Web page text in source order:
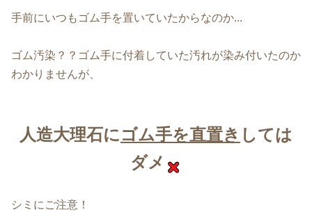
手前にいつもゴム手を置いていたからなのか...
ゴム汚染？？ゴム手に付着していた汚れが染み付いたのか
わかりませんが、
人造大理石にゴム手を直置き しては
ダメ
シミにご注意！